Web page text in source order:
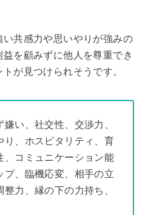
共感力や思いやりが強みの
を顧みずに他人を尊重でき
が見つけられそうです。
い、社交性、交渉力、
り、ホスピタリティ、育
、コミュニケーション能
プ、臨機応変、相手の立
力、縁の下の力持ち、